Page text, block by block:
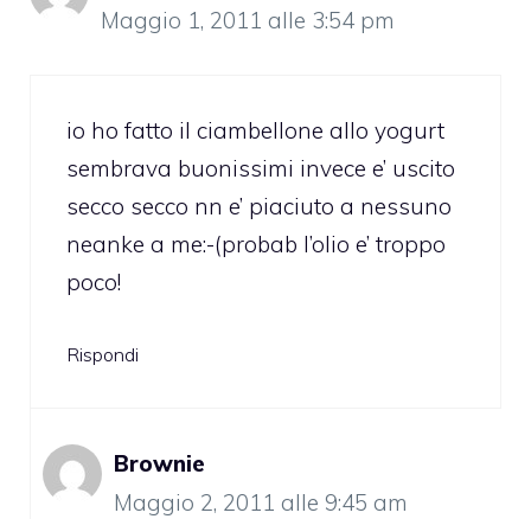
Maggio 1, 2011 alle 3:54 pm
io ho fatto il ciambellone allo yogurt
sembrava buonissimi invece e’ uscito
secco secco nn e’ piaciuto a nessuno
neanke a me:-(probab l’olio e’ troppo
poco!
Rispondi
Brownie
Maggio 2, 2011 alle 9:45 am